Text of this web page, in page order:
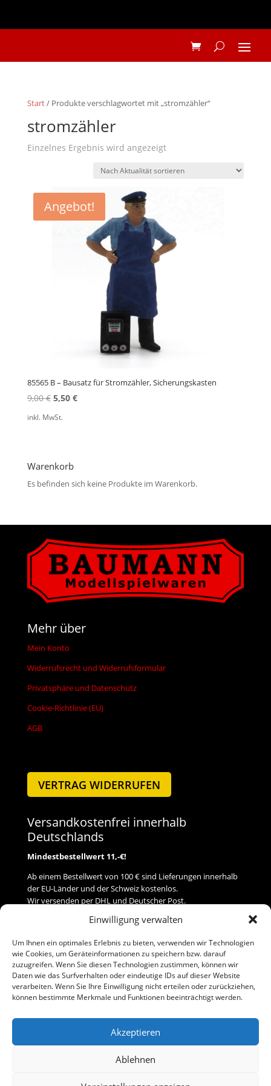
Einwilligung verwalten
Um Ihnen ein optimales Erlebnis zu bieten, verwenden wir Technologien
wie Cookies, um Geräteinformationen zu speichern bzw. darauf
zuzugreifen. Wenn Sie diesen Technologien zustimmen, können wir
Daten wie das Surfverhalten oder eindeutige IDs auf dieser Website
verarbeiten. Wenn Sie Ihre Einwilligung nicht erteilen oder zurückziehen,
können bestimmte Merkmale und Funktionen beeinträchtigt werden.
Akzeptieren
Ablehnen
Start/ Produkte verschlagwortet mit „stromzähler“
stromzähler
Einzelnes Ergebnis wird angezeigt
Angebot!
85565 B – Bausatz für Stromzähler, Sicherungskasten
9,00€ Ursprünglicher
5,50 €Aktueller
inkl. MwSt.
Warenkorb
Es befinden sich keine Produkte im Warenkorb.
Mehr über
Mein Konto
Widerrufsrecht und Widerrufsformular
Privatsphäre und Datenschutz
Cookie-Richtlinie (EU)
AGB
VERTRAG WIDERRUFEN
Versandkostenfrei innerhalb
Deutschlands
Mindestbestellwert 11,-€!
Ab einem Bestellwert von 100 € sind Lieferungen innerhalb
der EU-Länder und der Schweiz kostenlos.
Wir versenden per DHL und Deutscher Post.
Versand
Zahlung
Baumann Modellspielwaren
Telefon (0 91 61) 33 84